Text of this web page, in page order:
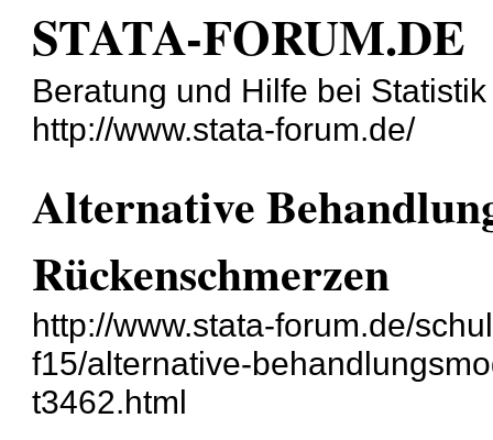
STATA-FORUM.DE
Beratung und Hilfe bei
http://www.stata-forum.de/
Alternative
Rückenschmerzen
http://www.stata-forum.de/
f15/alternative-
t3462.html